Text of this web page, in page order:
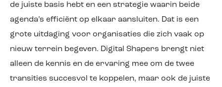
de juiste basis hebt en een strategie waarin beide
agenda’s efficiënt op elkaar aansluiten. Dat is een
grote uitdaging voor organisaties die zich vaak op
nieuw terrein begeven. Digital Shapers brengt niet
alleen de kennis en de ervaring mee om de twee
transities succesvol te koppelen, maar ook de juiste